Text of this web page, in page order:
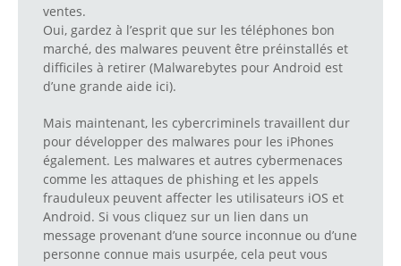
ventes.
Oui, gardez à l’esprit que sur les téléphones bon
marché, des malwares peuvent être préinstallés et
difficiles à retirer (Malwarebytes pour Android est
d’une grande aide ici).
Mais maintenant, les cybercriminels travaillent dur
pour développer des malwares pour les iPhones
également. Les malwares et autres cybermenaces
comme les attaques de phishing et les appels
frauduleux peuvent affecter les utilisateurs iOS et
Android. Si vous cliquez sur un lien dans un
message provenant d’une source inconnue ou d’une
personne connue mais usurpée, cela peut vous